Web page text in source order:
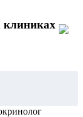
клиниках